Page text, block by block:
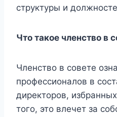
структуры и
Что такое членство в
Членство в совете
профессионалов в
директоров,
того, это влечет за